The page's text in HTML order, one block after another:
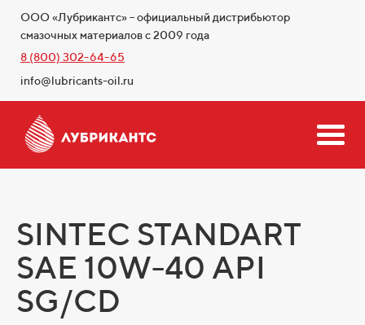
ООО «Лубрикантс» – официальный дистрибьютор
смазочных материалов с 2009 года
8 (800) 302-64-65
info@lubricants-oil.ru
SINTEC STANDART
SAE 10W-40 API
SG/CD